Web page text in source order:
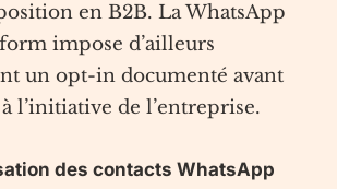
en B2B. La WhatsApp
impose d’ailleurs
un opt-in documenté avant
l’initiative de l’entreprise.
des contacts WhatsApp